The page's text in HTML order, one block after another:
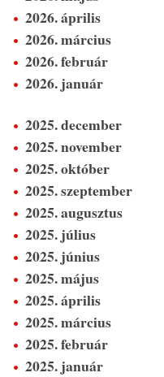
2026. április
2026. március
2026. február
2026. január
2025. december
2025. november
2025. október
2025. szeptember
2025. augusztus
2025. július
2025. június
2025. május
2025. április
2025. március
2025. február
2025. január